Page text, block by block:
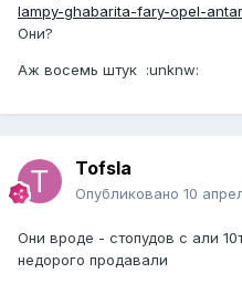
lampy-ghabarita-fary-opel-
Они?
Аж восемь штук :unknw:
Tofsla
Опубликовано 10
Они вроде - стопудов с али
недорого продавали